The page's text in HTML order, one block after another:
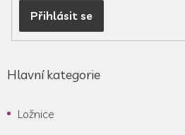
Přihlásit se
Hlavní kategorie
Ložnice